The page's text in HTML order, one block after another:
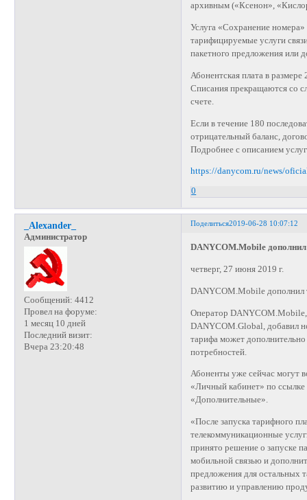
архивным («Ксенон»,
Услуга «Сохранение номера»
тарифицируемые услуги
пакетного предложения или
Абонентская плата в
Списания прекращаются со
счете.
Если в течение 180
отрицательный баланс,
Подробнее с описанием
https://danycom.ru/news/
0
Поделиться2019-06-28 10:07:12
_Alexander_
Администратор
Сообщений: 4412
Провел на форуме:
1 месяц 10 дней
Последний визит:
Вчера 23:20:48
DANYCOM.Mobile
четверг, 27 июня 2019 г.
DANYCOM.Mobile дополнил
Оператор
DANYCOM.Global, добавил
тарифа может
потребностей.
Абоненты уже сейчас могут
«Личный кабинет» по ссылке
«Дополнительные».
«После запуска тарифного
телекоммуникационные
принято решение о запуске
мобильной связью и
предложения для остальных
развитию и управлению